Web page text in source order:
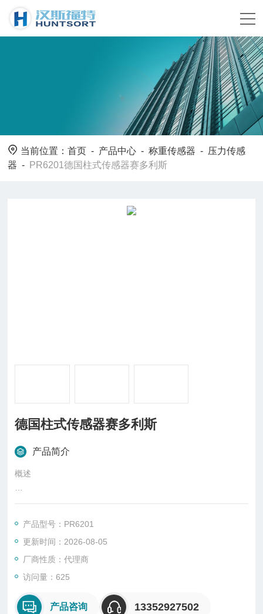
当前位置：首页 - 产品中心 -称重传感器 - 压力传感
器 - PR6201德国柱式传感器赛多利斯
德国柱式传感器赛多利斯
产品简介
概述
柱式传感器也可称为柱式测力传感器，是称重传感器的一种，是
型、悬臂型、轮辐式、板环式、膜盒式、桥式、柱筒式等几种样
式。
产品型号：PR6201
更新时间：2026-08-05
厂商性质：代理商
访问量：625
产品咨询 13352927502